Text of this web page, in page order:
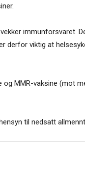
immunforsvaret.
derfor viktig at
MMR-vaksine (mot
til nedsatt